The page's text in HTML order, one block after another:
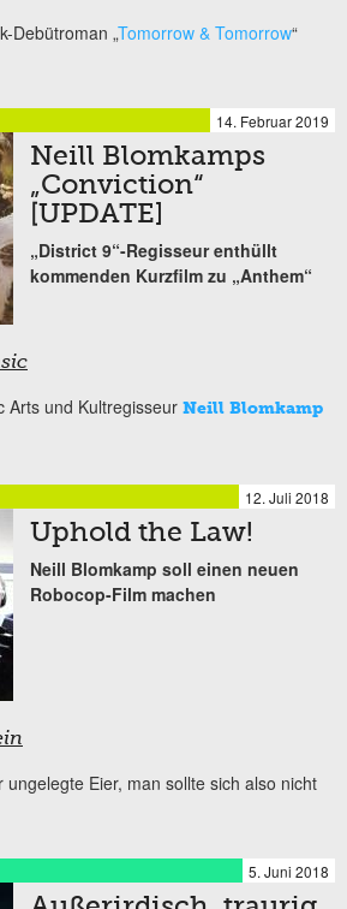
Debütroman „Tomorrow & Tomorrow“
14. Februar 2019
Neill Blomkamps
„Conviction“
[UPDATE]
„District 9“-Regisseur enthüllt
kommenden Kurzfilm zu „Anthem“
Arts und Kultregisseur Neill Blomkamp
12. Juli 2018
Uphold the Law!
Neill Blomkamp soll einen neuen
Robocop-Film machen
ungelegte Eier, man sollte sich also nicht
5. Juni 2018